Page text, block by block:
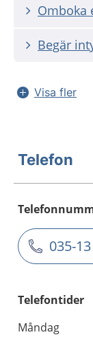
Omboka
Begär
Visa fler
Telefon
035-
Telefontider
Måndag